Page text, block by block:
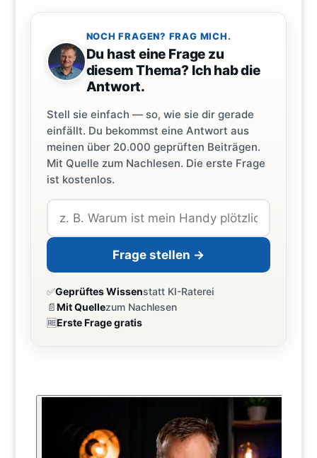
NOCH FRAGEN? FRAG MICH.
Du hast eine Frage zu
diesem Thema? Ich hab die
Antwort.
Stell sie einfach — so, wie sie dir gerade
einfällt. Du bekommst eine Antwort aus
meinen über 20.000 geprüften Beiträgen.
Mit Quelle zum Nachlesen. Die erste Frage
ist kostenlos.
Frage stellen →
✅Geprüftes Wissenstatt KI-Raterei
📄Mit Quellezum Nachlesen
🆓Erste Frage gratis